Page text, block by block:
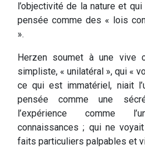
l’objectivité de la nature et
pensée comme des « lois
».
Herzen soumet à une vive
simpliste, « unilatéral », qui «
ce qui est immatériel, niait
pensée comme une
l’expérience comme
connaissances ; qui ne
faits particuliers palpables et